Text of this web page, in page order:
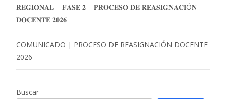
𝐑𝐄𝐆𝐈𝐎𝐍𝐀𝐋 – 𝐅𝐀𝐒𝐄 𝟐 – 𝐏𝐑𝐎𝐂𝐄𝐒𝐎 𝐃𝐄 𝐑𝐄𝐀𝐒𝐈𝐆𝐍𝐀𝐂𝐈Ó𝐍
𝐃𝐎𝐂𝐄𝐍𝐓𝐄 𝟐𝟎𝟐𝟔
COMUNICADO | PROCESO DE REASIGNACIÓN DOCENTE
2026
Buscar